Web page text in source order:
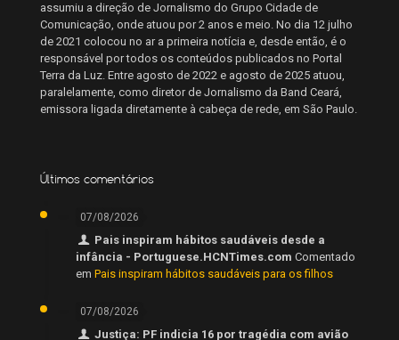
assumiu a direção de Jornalismo do Grupo Cidade de
Comunicação, onde atuou por 2 anos e meio. No dia 12 julho
de 2021 colocou no ar a primeira notícia e, desde então, é o
responsável por todos os conteúdos publicados no Portal
Terra da Luz. Entre agosto de 2022 e agosto de 2025 atuou,
paralelamente, como diretor de Jornalismo da Band Ceará,
emissora ligada diretamente à cabeça de rede, em São Paulo.
Últimos comentários
07/08/2026
Pais inspiram hábitos saudáveis desde a
infância - Portuguese.HCNTimes.com Comentado
em Pais inspiram hábitos saudáveis para os filhos
07/08/2026
Justiça: PF indicia 16 por tragédia com avião